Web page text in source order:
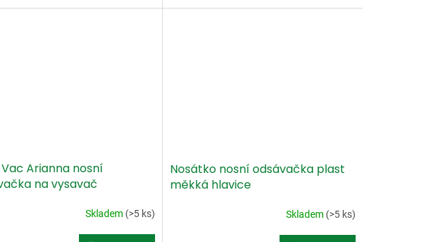
Arianna nosní
na vysavač
Skladem (>5 ks)
Nosátko nosní odsávačka plast
měkká hlavice
Skladem (>5 ks)